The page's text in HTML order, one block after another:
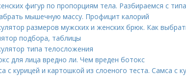
фигур по пропорциям тела. Разбираемся с
мышечную массу. Профицит калорий
размеров мужских и женских брюк. Как
подбора, таблицы
типа телосложения
для лица вредно ли. Чем вреден ботокс
с курицей и картошкой из слоеного теста. Самса с